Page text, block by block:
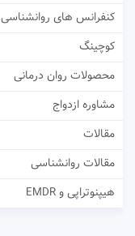
کنفرانس های روانشناسی
کوچینگ
محصولات روان درمانی
مشاوره ازدواج
مقالات
مقالات روانشناسی
هیپنوتراپی و EMDR